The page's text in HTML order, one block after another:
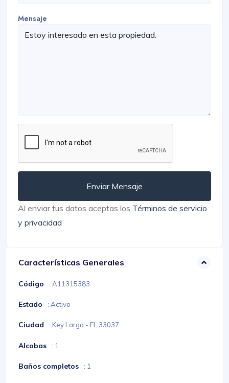
Mensaje
Enviar Mensaje
Al enviar tus datos aceptas los Términos de servicio
y privacidad
Características Generales
Código : A11315383
Estado : Activo
Ciudad : Key Largo - FL 33037
Alcobas : 1
Baños completos : 1